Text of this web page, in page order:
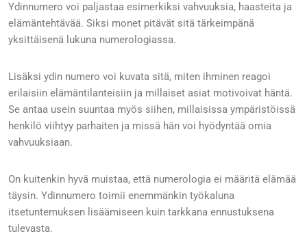
Ydinnumero voi paljastaa esimerkiksi vahvuuksia, haasteita ja
elämäntehtävää. Siksi monet pitävät sitä tärkeimpänä
yksittäisenä lukuna numerologiassa.
Lisäksi ydin numero voi kuvata sitä, miten ihminen reagoi
erilaisiin elämäntilanteisiin ja millaiset asiat motivoivat häntä.
Se antaa usein suuntaa myös siihen, millaisissa ympäristöissä
henkilö viihtyy parhaiten ja missä hän voi hyödyntää omia
vahvuuksiaan.
On kuitenkin hyvä muistaa, että numerologia ei määritä elämää
täysin. Ydinnumero toimii enemmänkin työkaluna
itsetuntemuksen lisäämiseen kuin tarkkana ennustuksena
tulevasta.